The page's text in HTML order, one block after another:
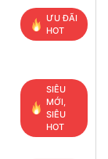
ƯU ĐÃI
HOT
SIÊU
MỚI,
SIÊU
HOT